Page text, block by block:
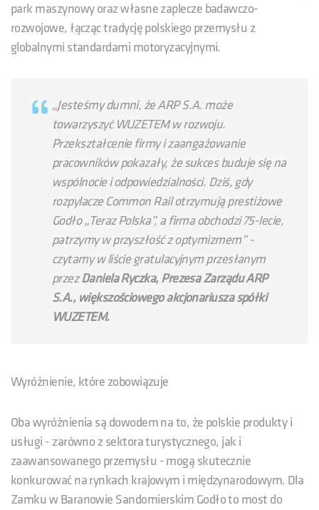
park maszynowy oraz własne zaplecze badawczo-
rozwojowe, łącząc tradycję polskiego przemysłu z
globalnymi standardami motoryzacyjnymi.
„Jesteśmy dumni, że ARP S.A. może
towarzyszyć WUZETEM w rozwoju.
Przekształcenie firmy i zaangażowanie
pracowników pokazały, że sukces buduje się na
wspólnocie i odpowiedzialności. Dziś, gdy
rozpylacze Common Rail otrzymują prestiżowe
Godło „Teraz Polska”, a firma obchodzi 75-lecie,
patrzymy w przyszłość z optymizmem” -
czytamy w liście gratulacyjnym przesłanym
przezDaniela Ryczka, Prezesa Zarządu ARP
S.A., większościowego akcjonariusza spółki
WUZETEM.
Wyróżnienie, które zobowiązuje
Oba wyróżnienia są dowodem na to, że polskie produkty i
usługi - zarówno z sektora turystycznego, jak i
zaawansowanego przemysłu - mogą skutecznie
konkurować na rynkach krajowym i międzynarodowym. Dla
Zamku w Baranowie Sandomierskim Godło to most do